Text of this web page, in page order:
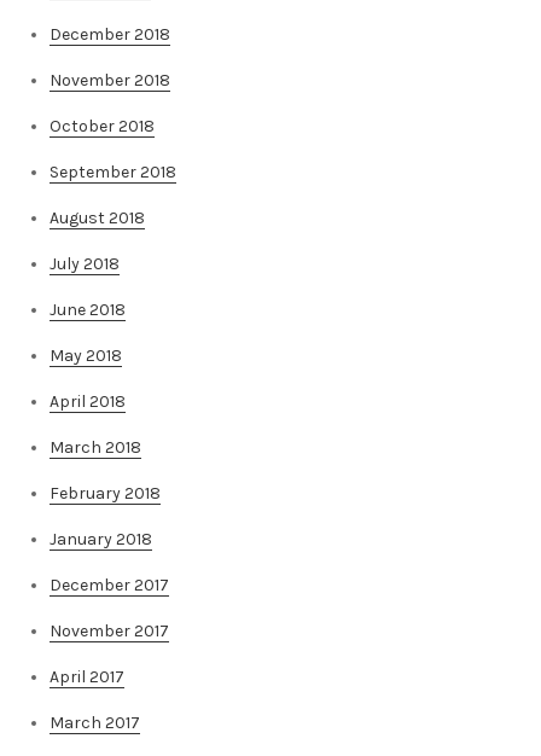
December 2018
November 2018
October 2018
September 2018
August 2018
July 2018
June 2018
May 2018
April 2018
March 2018
February 2018
January 2018
December 2017
November 2017
April 2017
March 2017